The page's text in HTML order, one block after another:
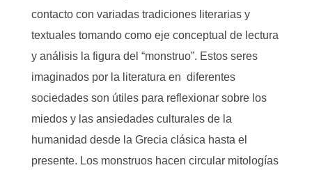
contacto con variadas tradiciones literarias y
textuales tomando como eje conceptual de lectura
y análisis la figura del “monstruo”. Estos seres
imaginados por la literatura en diferentes
sociedades son útiles para reflexionar sobre los
miedos y las ansiedades culturales de la
humanidad desde la Grecia clásica hasta el
presente. Los monstruos hacen circular mitologías